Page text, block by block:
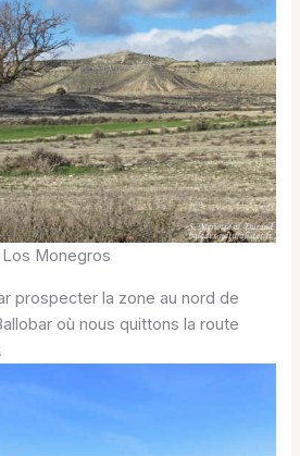
Los Monegros
prospecter la zone au nord de
où nous quittons la route